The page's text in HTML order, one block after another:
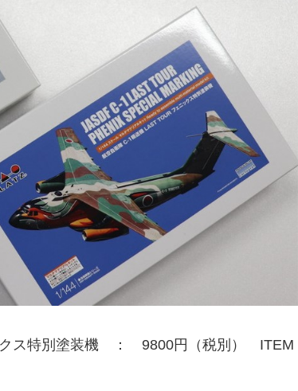
クス特別塗装機 ： 9800円（税別） ITEM